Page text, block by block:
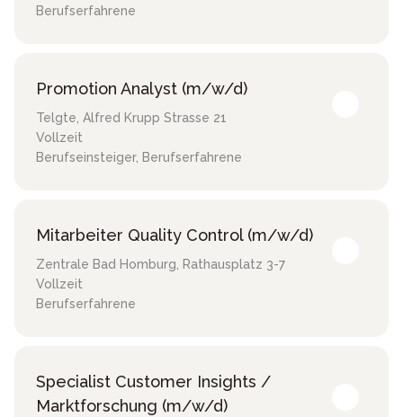
Berufserfahrene
Promotion Analyst (m/w/d)
Telgte, Alfred Krupp Strasse 21
Vollzeit
Berufseinsteiger, Berufserfahrene
Mitarbeiter Quality Control (m/w/d)
Zentrale Bad Homburg, Rathausplatz 3-7
Vollzeit
Berufserfahrene
Specialist Customer Insights /
Marktforschung (m/w/d)